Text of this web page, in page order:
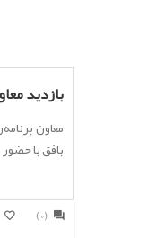
بازدید
معاون
بافق با
(0)